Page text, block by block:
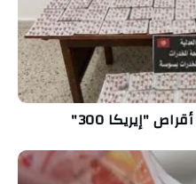
"إيريكا 300"